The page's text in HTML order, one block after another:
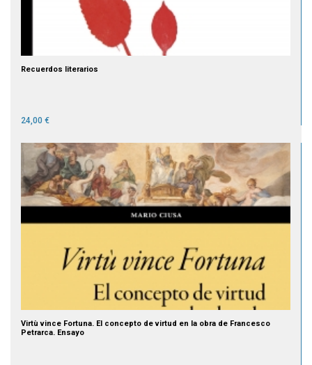
Recuerdos literarios
24,00 €
Virtù vince Fortuna. El concepto de virtud en la obra de Francesco
Petrarca. Ensayo